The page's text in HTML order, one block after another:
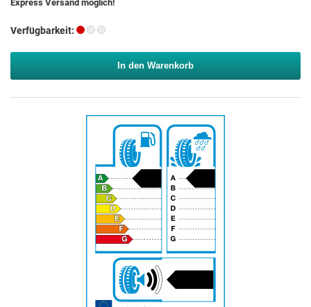
Express Versand möglich!
Verfügbarkeit:
In den Warenkorb